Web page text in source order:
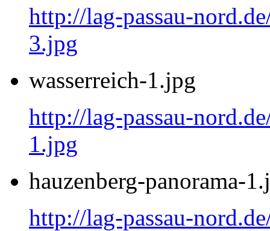
http://lag-passau-
3.jpg
wasserreich-1.jpg
http://lag-passau-
1.jpg
hauzenberg-panorama-
http://lag-passau-